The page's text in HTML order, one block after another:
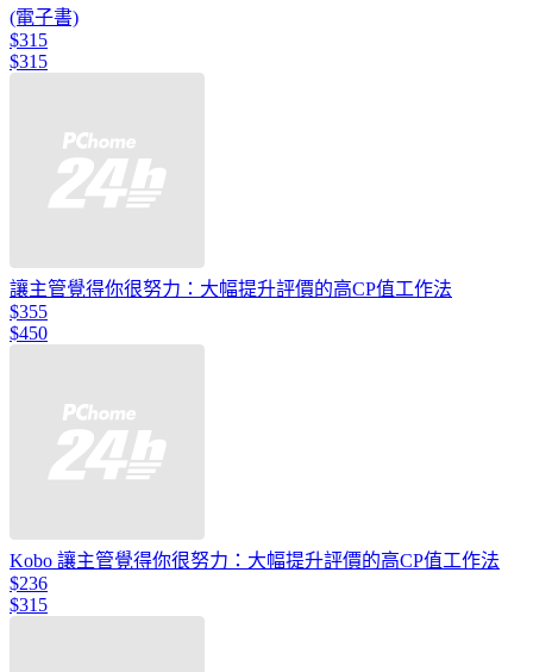
(電子書)
$315
$315
讓主管覺得你很努力：大幅提升評價的高CP值工作法
$355
$450
Kobo 讓主管覺得你很努力：大幅提升評價的高CP值工作法
$236
$315